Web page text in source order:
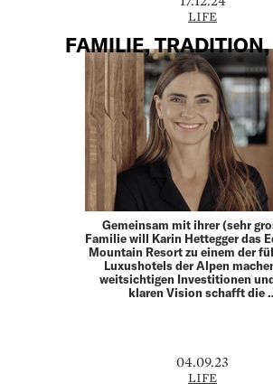
LIFE
FAMILIE,
Gemeinsam mit ihrer (sehr
Familie will Karin Hettegger das
Mountain Resort zu einem der
Luxushotels der Alpen
weitsichtigen Investitionen
klaren Vision schafft die
04.09.23
LIFE